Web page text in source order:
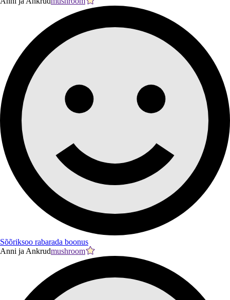
Sõõriksoo rabarada boonus
Anni ja Ankrudmushroom